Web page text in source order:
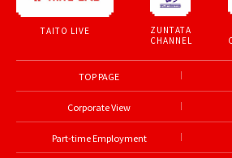
TAITO LIVE
ZUNTATA
CHANNEL
TOP PAGE
Corporate View
Part-time Employment